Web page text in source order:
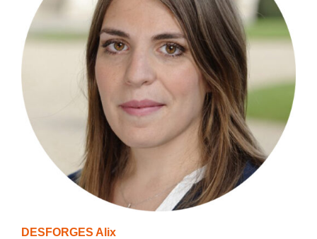
DESFORGES Alix